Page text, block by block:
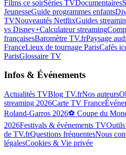
Films ce soirSéries TVDocumentaires
JeunesseGuide programmes enfants
TVNouveautés NetflixGuides
vs Disney+Calculateur streaming
françaisesBaromètre TV.frPaysage
FranceLieux de tournage ParisCafés
ParisGlossaire TV
Infos & Événements
Actualités TVBlog TV.frNos auteurs
streaming 2026Carte TV France
Roland-Garros 2026⚽ Coupe du
2026Festivals & événements TV
de TV.frQuestions fréquentesNous
légalesCookies & Vie privée